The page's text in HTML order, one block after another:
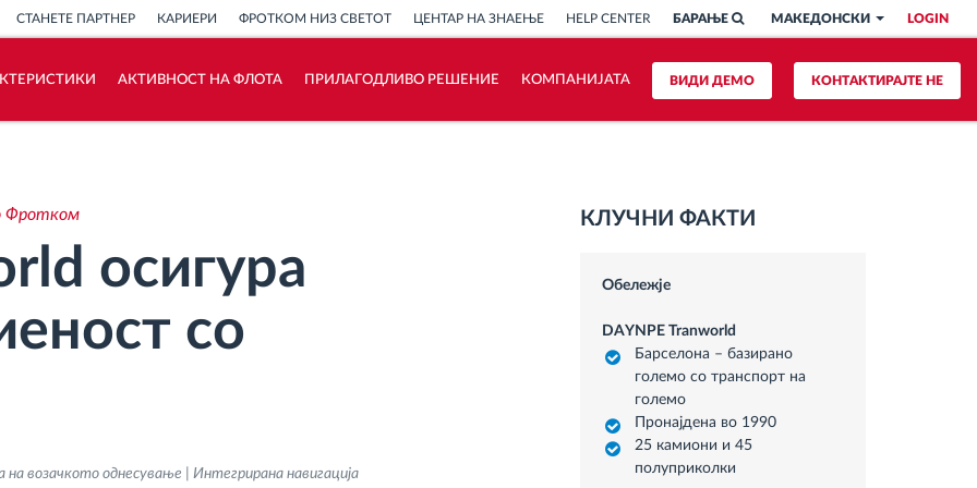
LOGIN
МАКЕДОНСКИ
БАРАЊЕ
СТАНЕТЕ ПАРТНЕР КАРИЕРИ ФРОТКОМ НИЗ СВЕТОТ ЦЕНТАР НА ЗНАЕЊЕ HELP CENTER
КОНТАКТИРАЈТЕ НЕ
ВИДИ ДЕМО
АКТИВНОСТ НА ФЛОТА ПРИЛАГОДЛИВО РЕШЕНИЕ КОМПАНИЈАТА
Фротком
осигура
со
возачкото однесување | Интегрирана навигација
КЛУЧНИ ФАКТИ
Обележје
DAYNPE Tranworld
Барселона – базирано
големо со транспорт на
големо
Пронајдена во 1990
25 камиони и 45
полуприколки